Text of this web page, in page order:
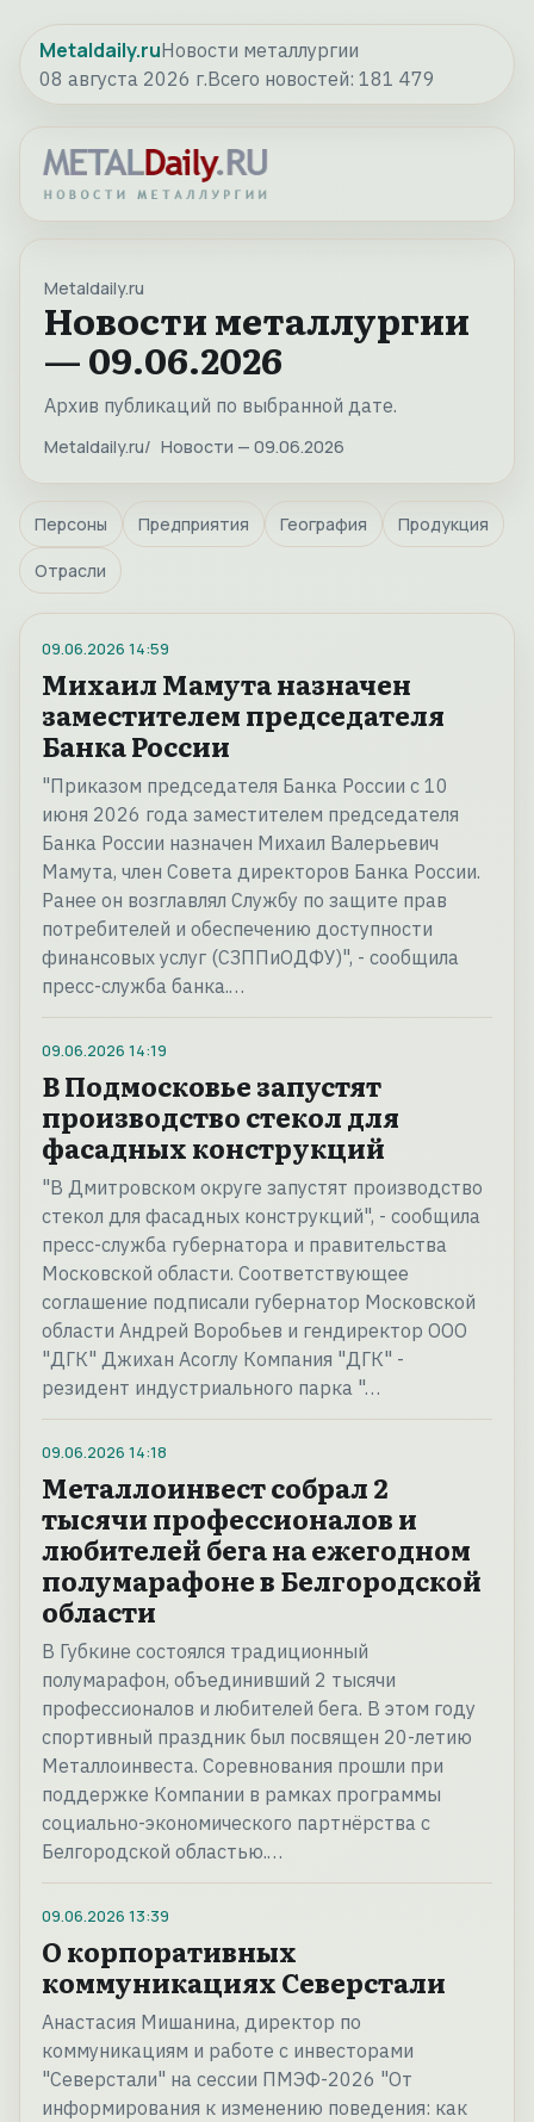
Metaldaily.ruНовости металлургии
08 августа 2026 г.Всего новостей: 181 479
Metaldaily.ru
Новости металлургии
— 09.06.2026
Архив публикаций по выбранной дате.
Metaldaily.ru Новости — 09.06.2026
Персоны Предприятия География Продукция
Отрасли
09.06.2026 14:59
Михаил Мамута назначен
заместителем председателя
Банка России
"Приказом председателя Банка России с 10
июня 2026 года заместителем председателя
Банка России назначен Михаил Валерьевич
Мамута, член Совета директоров Банка России.
Ранее он возглавлял Службу по защите прав
потребителей и обеспечению доступности
финансовых услуг (СЗППиОДФУ)", - сообщила
пресс-служба банка.…
09.06.2026 14:19
В Подмосковье запустят
производство стекол для
фасадных конструкций
"В Дмитровском округе запустят производство
стекол для фасадных конструкций", - сообщила
пресс-служба губернатора и правительства
Московской области. Соответствующее
соглашение подписали губернатор Московской
области Андрей Воробьев и гендиректор ООО
"ДГК" Джихан Асоглу Компания "ДГК" -
резидент индустриального парка "…
09.06.2026 14:18
Металлоинвест собрал 2
тысячи профессионалов и
любителей бега на ежегодном
полумарафоне в Белгородской
области
В Губкине состоялся традиционный
полумарафон, объединивший 2 тысячи
профессионалов и любителей бега. В этом году
спортивный праздник был посвящен 20-летию
Металлоинвеста. Соревнования прошли при
поддержке Компании в рамках программы
социально-экономического партнёрства с
Белгородской областью.…
09.06.2026 13:39
О корпоративных
коммуникациях Северстали
Анастасия Мишанина, директор по
коммуникациям и работе с инвесторами
"Северстали" на сессии ПМЭФ-2026 "От
информирования к изменению поведения: как